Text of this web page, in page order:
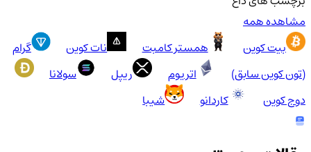
مشاهده همه
بیت کوین
همستر کامبت نات کوین
گرام
(تون کوین سابق)
اتریوم ریپل
سولانا
دوج کوین
کاردانو شیبا